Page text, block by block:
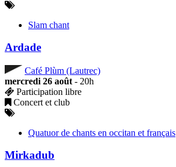
Slam chant
Ardade
Café Plùm (Lautrec)
mercredi 26 août - 20h
Participation libre
Concert et club
Quatuor de chants en occitan et français
Mirkadub